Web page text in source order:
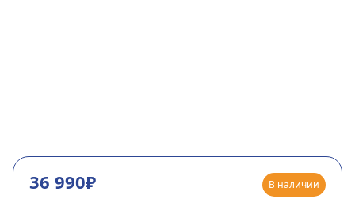
36 990₽ В наличии